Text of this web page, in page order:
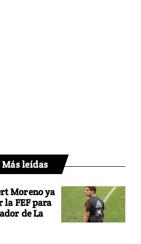
Más leídas
Moreno ya
la FEF para
de La